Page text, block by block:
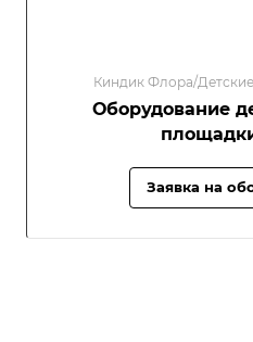
Киндик Флора/
Оборудование
Заявка на